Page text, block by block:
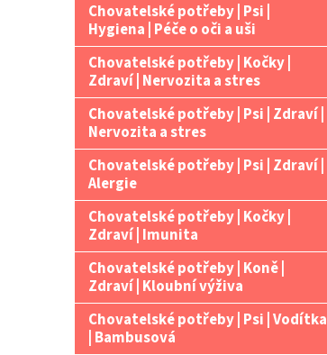
Chovatelské potřeby | Psi |
Hygiena | Péče o oči a uši
Chovatelské potřeby | Kočky |
Zdraví | Nervozita a stres
Chovatelské potřeby | Psi | Zdraví |
Nervozita a stres
Chovatelské potřeby | Psi | Zdraví |
Alergie
Chovatelské potřeby | Kočky |
Zdraví | Imunita
Chovatelské potřeby | Koně |
Zdraví | Kloubní výživa
Chovatelské potřeby | Psi | Vodítka
| Bambusová